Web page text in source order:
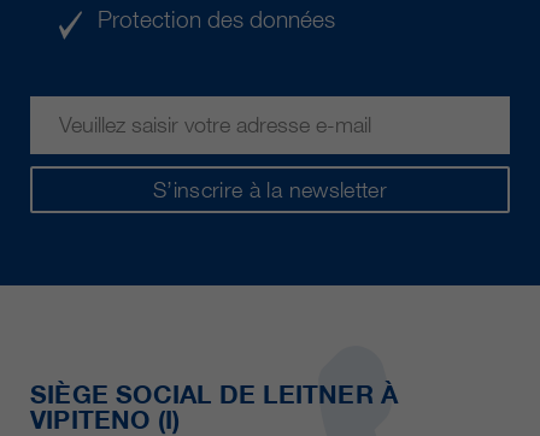
S’inscrire à la newsletter
Protection des données
SIÈGE SOCIAL DE LEITNER À
VIPITENO (I)